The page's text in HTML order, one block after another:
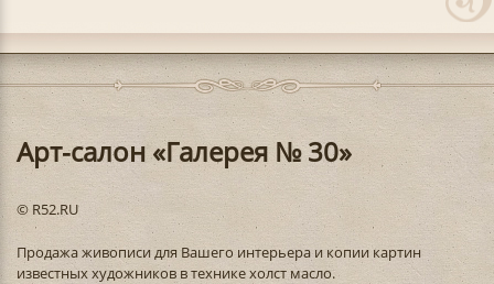
Арт-салон «Галерея № 30»
© R52.RU
Продажа живописи для Вашего интерьера и копии картин
известных художников в технике холст масло.